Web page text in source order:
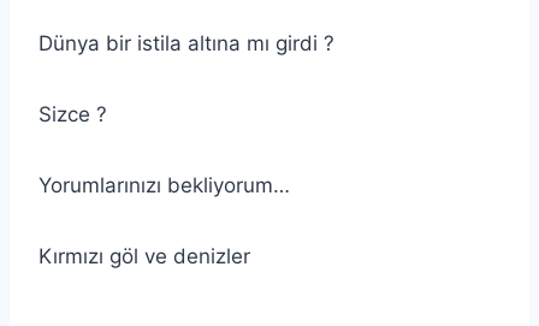
Dünya bir istila altına mı girdi ?
Sizce ?
Yorumlarınızı bekliyorum…
Kırmızı göl ve denizler